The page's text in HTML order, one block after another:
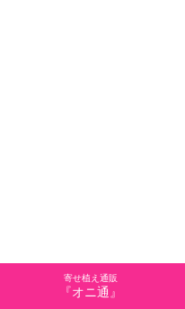
寄せ植え通販
『オニ通』